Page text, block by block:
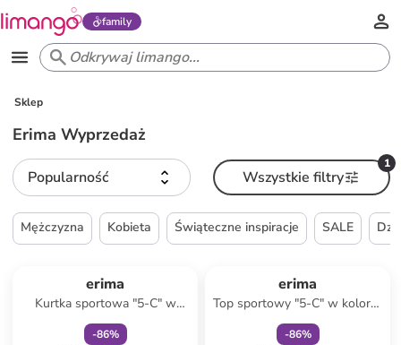
family
Sklep
Erima Wyprzedaż
Popularność
1
Wszystkie filtry
Mężczyzna Kobieta Świąteczne inspiracje SALE
erima
Kurtka sportowa "5-C" w
kolorze zielono-czarnym
-86%
erima
Top sportowy "5-C" w kolorze
czarno-szarym
-86%